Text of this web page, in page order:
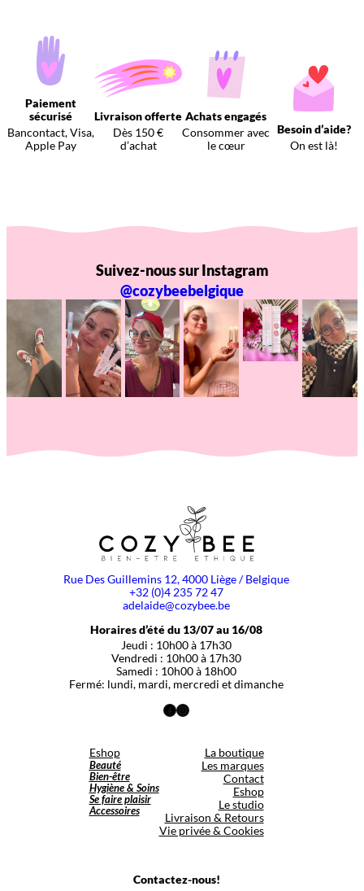
Paiement
sécurisé
Bancontact, Visa,
Apple Pay
Livraison offerte
Dès 150 €
d’achat
Achats engagés
Consommer avec
le cœur
Besoin d’aide?
On est là!
Suivez-nous sur Instagram
@cozybeebelgique
Rue Des Guillemins 12, 4000 Liège / Belgique
+32 (0)4 235 72 47
adelaide@cozybee.be
Horaires d’été du 13/07 au 16/08
Jeudi : 10h00 à 17h30
Vendredi : 10h00 à 17h30
Samedi : 10h00 à 18h00
Fermé: lundi, mardi, mercredi et dimanche
Facebook
Instagram
Eshop
Beauté
Bien-être
Hygiène & Soins
Se faire plaisir
Accessoires
La boutique
Les marques
Contact
Eshop
Le studio
Livraison & Retours
Vie privée & Cookies
Contactez-nous!